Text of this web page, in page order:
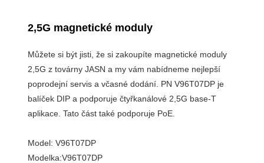
2,5G magnetické moduly
Můžete si být jisti, že si zakoupíte magnetické moduly
2,5G z továrny JASN a my vám nabídneme nejlepší
poprodejní servis a včasné dodání. PN V96T07DP je
balíček DIP a podporuje čtyřkanálové 2,5G base-T
aplikace. Tato část také podporuje PoE.
Model: V96T07DP
Modelka:V96T07DP